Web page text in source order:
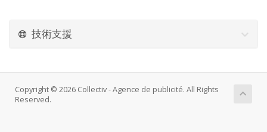
技術支援
Copyright © 2026 Collectiv - Agence de publicité. All Rights
Reserved.